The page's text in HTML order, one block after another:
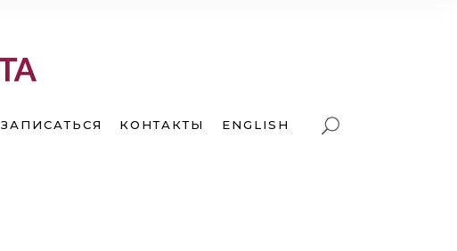
ЗАПИСАТЬСЯ КОНТАКТЫ ENGLISH